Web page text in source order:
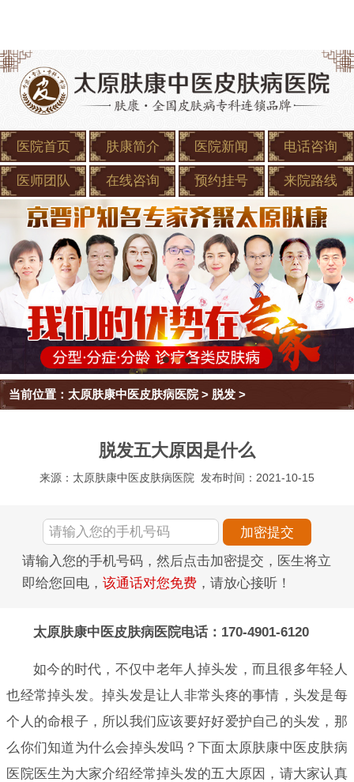
医院首页 肤康简介 医院新闻 电话咨询
医师团队 在线咨询 预约挂号 来院路线
当前位置： 太原肤康中医皮肤病医院> 脱发 >
脱发五大原因是什么
来源：太原肤康中医皮肤病医院 发布时间：2021-10-15
请输入您的手机号码，然后点击加密提交，医生将立
即给您回电， 该通话对您免费 ，请放心接听！
太原肤康中医皮肤病医院电话：170-4901-6120
如今的时代，不仅中老年人掉头发，而且很多年轻人
也经常掉头发。掉头发是让人非常头疼的事情，头发是每
个人的命根子，所以我们应该要好好爱护自己的头发，那
么你们知道为什么会掉头发吗？下面太原肤康中医皮肤病
医院医生为大家介绍经常掉头发的五大原因，请大家认真